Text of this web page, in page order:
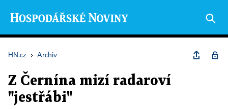
HN.cz › Archiv
Z Černína mizí radaroví
"jestřábi"